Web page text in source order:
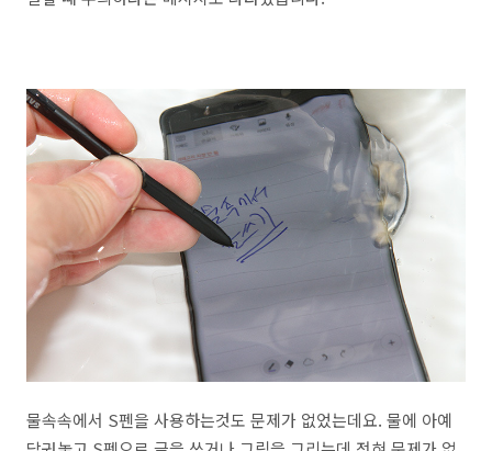
물속속에서 S펜을 사용하는것도 문제가 없었는데요. 물에 아예